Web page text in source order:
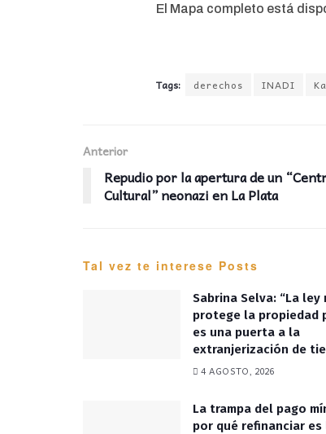
El Mapa completo está
Tags: derechos INADI
Anterior
Repudio por la apertura de un
Cultural” neonazi en La Plata
Tal vez te interese Posts
Sabrina Selva: “La ley
protege la propiedad
es una puerta a la
extranjerización de
4 AGOSTO, 2026
La trampa del pago
por qué refinanciar es